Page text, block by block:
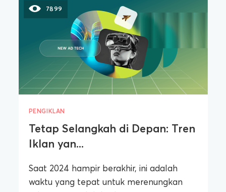
7899
PENGIKLAN
Tetap Selangkah di Depan: Tren
Iklan yan...
Saat 2024 hampir berakhir, ini adalah
waktu yang tepat untuk merenungkan